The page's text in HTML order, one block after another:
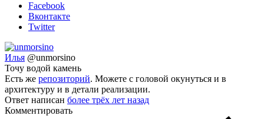
Facebook
Вконтакте
Twitter
Илья @unmorsino
Точу водой камень
Есть же репозиторий. Можете с головой окунуться и в
архитектуру и в детали реализации.
Ответ написан более трёх лет назад
Комментировать